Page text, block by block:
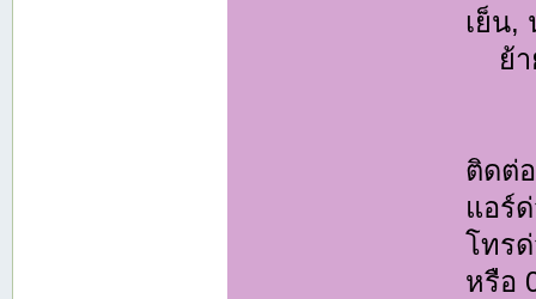
เย็น,
ย้า
ติดต่
แอร์
โทร
หรือ